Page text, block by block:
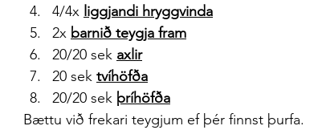
4/4x liggjandi hryggvinda
2x barnið teygja fram
20/20 sek axlir
20 sek tvíhöfða
20/20 sek þríhöfða
Bættu við frekari teygjum ef þér finnst þurfa.